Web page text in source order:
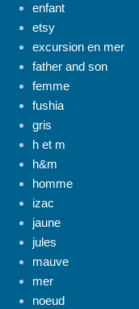
enfant
etsy
excursion en mer
father and son
femme
fushia
gris
h et m
h&m
homme
izac
jaune
jules
mauve
mer
noeud